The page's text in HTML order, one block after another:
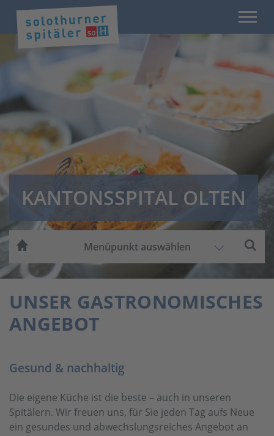
KANTONSSPITAL OLTEN
Menüpunkt auswählen
UNSER GASTRONOMISCHES
ANGEBOT
Gesund & nachhaltig
Die eigene Küche ist die beste – auch in unseren
Spitälern. Wir freuen uns, für Sie jeden Tag aufs Neue
ein gesundes und abwechslungsreiches Angebot an